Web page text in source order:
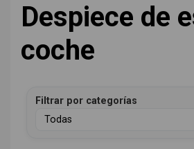
Despiece de
coche
Filtrar por categorías